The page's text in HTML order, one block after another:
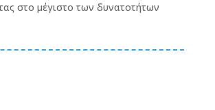
στο μέγιστο των δυνατοτήτων